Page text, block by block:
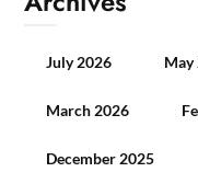
July 2026 May
March 2026
December 2025